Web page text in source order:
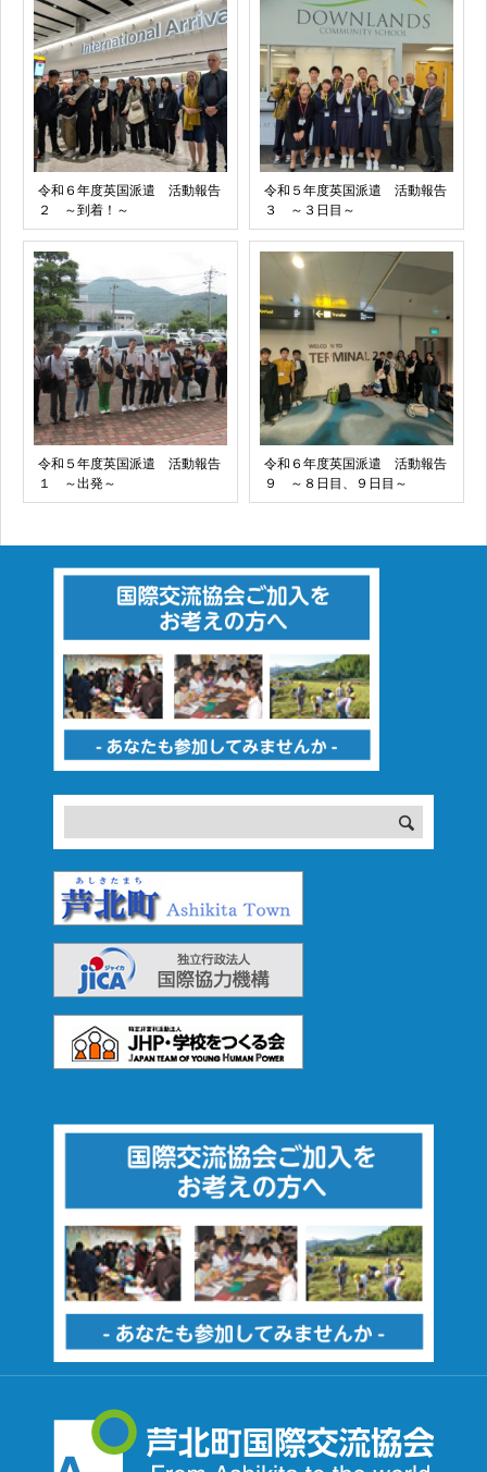
令和６年度英国派遣 活動報告
２ ～到着！～
令和５年度英国派遣 活動報告
３ ～３日目～
令和５年度英国派遣 活動報告
１ ～出発～
令和６年度英国派遣 活動報告
９ ～８日目、９日目～